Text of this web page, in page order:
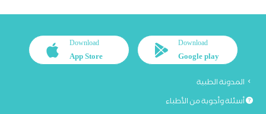
Download
Google play
Download
App Store
المدونة الطبية
أسئلة وأجوبة من الأطباء